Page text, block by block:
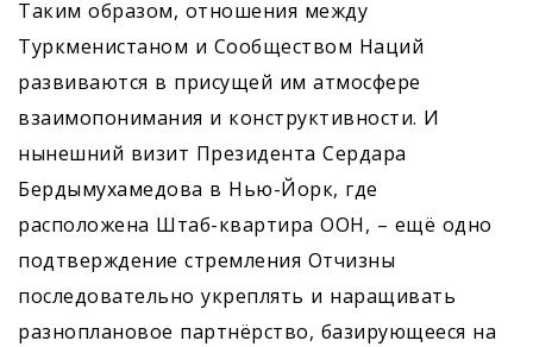
Таким образом, отношения между
Туркменистаном и Сообществом Наций
развиваются в присущей им атмосфере
взаимопонимания и конструктивности. И
нынешний визит Президента Сердара
Бердымухамедова в Нью-Йорк, где
расположена Штаб-квартира ООН, – ещё одно
подтверждение стремления Отчизны
последовательно укреплять и наращивать
разноплановое партнёрство, базирующееся на